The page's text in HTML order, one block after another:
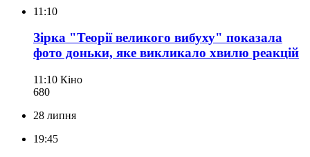
11:10
Зірка "Теорії великого вибуху" показала
фото доньки, яке викликало хвилю реакцій
11:10 Кіно
680
28 липня
19:45